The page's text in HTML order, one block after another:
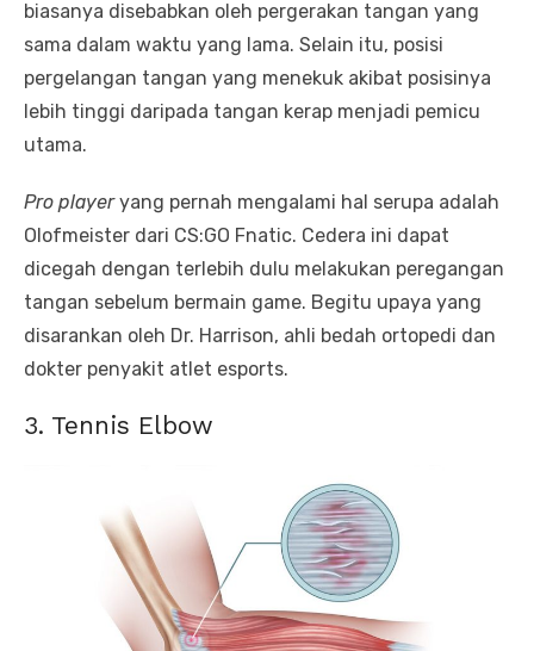
biasanya disebabkan oleh pergerakan tangan yang
sama dalam waktu yang lama. Selain itu, posisi
pergelangan tangan yang menekuk akibat posisinya
lebih tinggi daripada tangan kerap menjadi pemicu
utama.
Pro playeryang pernah mengalami hal serupa adalah
Olofmeister dari CS:GO Fnatic. Cedera ini dapat
dicegah dengan terlebih dulu melakukan peregangan
tangan sebelum bermain game. Begitu upaya yang
disarankan oleh Dr. Harrison, ahli bedah ortopedi dan
dokter penyakit atlet esports.
3. Tennis Elbow